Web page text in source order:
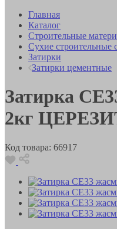
Главная
Каталог
Строительные
Сухие строительные
Затирки
Затирки цементные
Затирка
2кг
Код товара: 66917